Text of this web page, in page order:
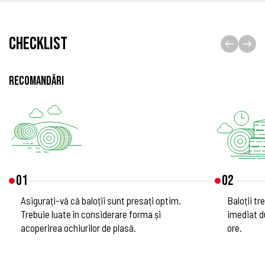
CHECKLIST
RECOMANDĂRI
01
Asigurați-vă că baloții sunt presați optim.
Trebuie luate în considerare forma și
acoperirea ochiurilor de plasă.
02
Baloții
imediat
ore.